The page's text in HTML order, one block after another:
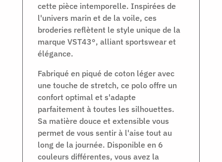
cette pièce intemporelle. Inspirées de
l'univers marin et de la voile, ces
broderies reflètent le style unique de la
marque VST43°, alliant sportswear et
élégance.
Fabriqué en piqué de coton léger avec
une touche de stretch, ce polo offre un
confort optimal et s'adapte
parfaitement à toutes les silhouettes.
Sa matière douce et extensible vous
permet de vous sentir à l'aise tout au
long de la journée. Disponible en 6
couleurs différentes, vous avez la